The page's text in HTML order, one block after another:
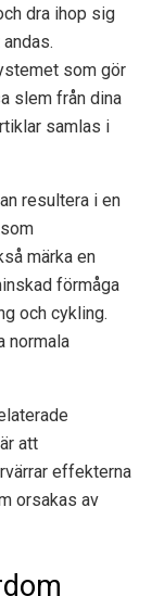
dra ihop sig
som gör
slem från dina
samlas i
resultera i en
märka en
förmåga
och cykling.
normala
att
effekterna
orsakas av